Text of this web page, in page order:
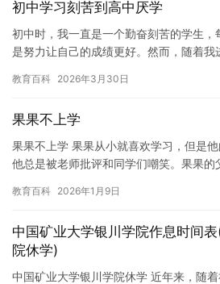
初中学习刻苦到高中厌学
初中时，我一直是一个勤奋刻苦的学生，
是努力让自己的成绩更好。然而，随着
难适…
教育百科 2026年3月30日
果果不上学
果果不上学 果果从小就喜欢学习，但是
他总是被老师批评和同学们嘲笑。果果的
给…
教育百科 2026年1月9日
中国矿业大学银川学院作息时间
院休学)
中国矿业大学银川学院休学 近年来，随